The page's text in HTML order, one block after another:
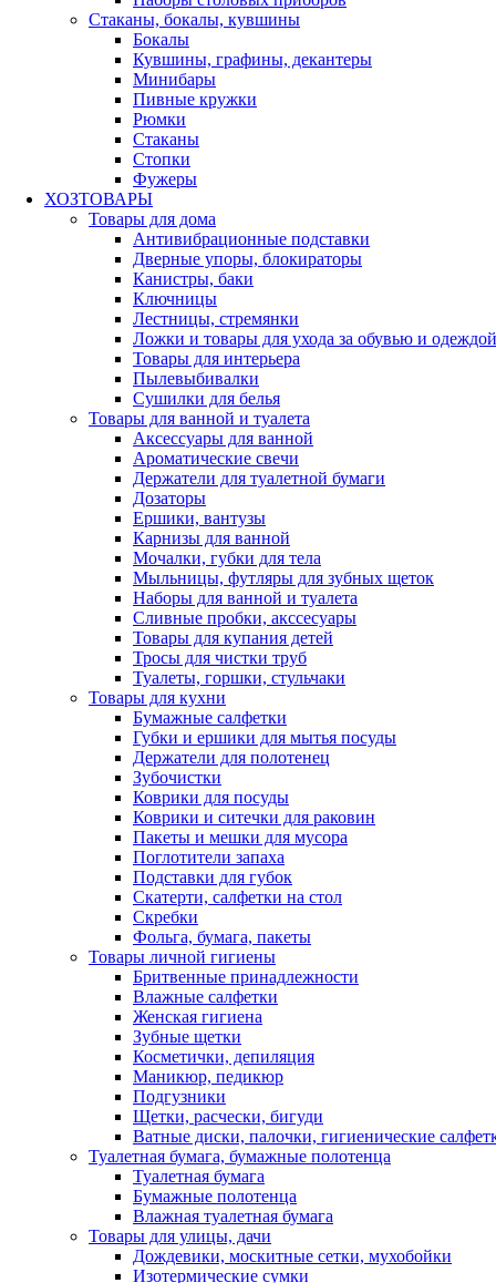
Стаканы, бокалы, кувшины
Бокалы
Кувшины, графины, декантеры
Минибары
Пивные кружки
Рюмки
Стаканы
Стопки
Фужеры
ХОЗТОВАРЫ
Товары для дома
Антивибрационные подставки
Дверные упоры, блокираторы
Канистры, баки
Ключницы
Лестницы, стремянки
Ложки и товары для ухода за обувью и одеждой
Товары для интерьера
Пылевыбивалки
Сушилки для белья
Товары для ванной и туалета
Аксессуары для ванной
Ароматические свечи
Держатели для туалетной бумаги
Дозаторы
Ершики, вантузы
Карнизы для ванной
Мочалки, губки для тела
Мыльницы, футляры для зубных щеток
Наборы для ванной и туалета
Сливные пробки, акссесуары
Товары для купания детей
Тросы для чистки труб
Туалеты, горшки, стульчаки
Товары для кухни
Бумажные салфетки
Губки и ершики для мытья посуды
Держатели для полотенец
Зубочистки
Коврики для посуды
Коврики и ситечки для раковин
Пакеты и мешки для мусора
Поглотители запаха
Подставки для губок
Скатерти, салфетки на стол
Скребки
Фольга, бумага, пакеты
Товары личной гигиены
Бритвенные принадлежности
Влажные салфетки
Женская гигиена
Зубные щетки
Косметички, депиляция
Маникюр, педикюр
Подгузники
Щетки, расчески, бигуди
Ватные диски, палочки, гигиенические
Туалетная бумага, бумажные полотенца
Туалетная бумага
Бумажные полотенца
Влажная туалетная бумага
Товары для улицы, дачи
Дождевики, москитные сетки, мухобойки
Изотермические сумки